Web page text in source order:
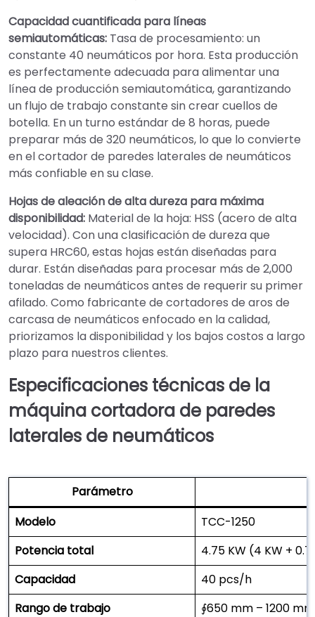
Capacidad cuantificada para líneas
semiautomáticas: Tasa de procesamiento: un
constante 40 neumáticos por hora. Esta producción
es perfectamente adecuada para alimentar una
línea de producción semiautomática, garantizando
un flujo de trabajo constante sin crear cuellos de
botella. En un turno estándar de 8 horas, puede
preparar más de 320 neumáticos, lo que lo convierte
en el cortador de paredes laterales de neumáticos
más confiable en su clase.
Hojas de aleación de alta dureza para máxima
disponibilidad: Material de la hoja: HSS (acero de alta
velocidad). Con una clasificación de dureza que
supera HRC60, estas hojas están diseñadas para
durar. Están diseñadas para procesar más de 2,000
toneladas de neumáticos antes de requerir su primer
afilado. Como fabricante de cortadores de aros de
carcasa de neumáticos enfocado en la calidad,
priorizamos la disponibilidad y los bajos costos a largo
plazo para nuestros clientes.
Especificaciones técnicas de la
máquina cortadora de paredes
laterales de neumáticos
Parámetro
Modelo
TCC-1250
Potencia total
4.75 KW (4 KW +
Capacidad
40 pcs/h
Rango de trabajo
∮650 mm – 1200 mm